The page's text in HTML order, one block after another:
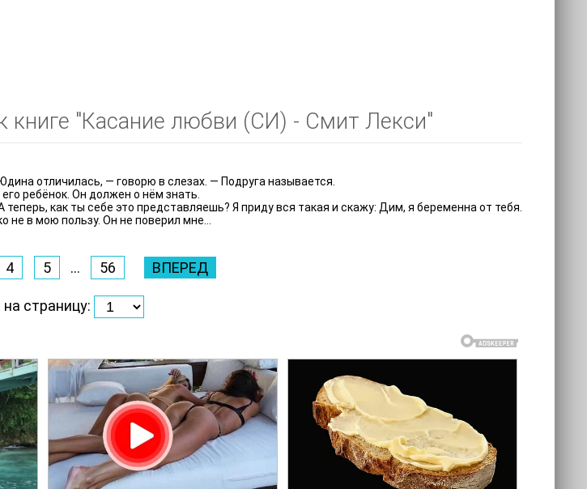
книге "Касание любви (СИ) - Смит Лекси"
отличилась, — говорю в слезах. — Подруга называется.
ребёнок. Он должен о нём знать.
как ты себе это представляешь? Я приду вся такая и скажу: Дим, я беременна от тебя.
не в мою пользу. Он не поверил мне…
4 5 ... 56 ВПЕРЕД
страницу: